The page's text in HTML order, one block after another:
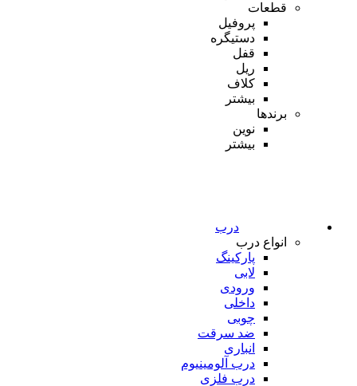
قطعات
پروفیل
دستیگره
قفل
ریل
کلاف
بیشتر
برندها
نوین
بیشتر
درب
انواع درب
پارکینگ
لابی
ورودی
داخلی
چوبی
ضد سرقت
انباری
درب آلومینیوم
درب فلزی